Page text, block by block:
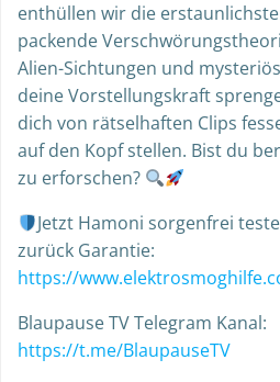
enthüllen wir die
packende
Alien-Sichtungen und
deine Vorstellungskraft
dich von rätselhaften Clips
auf den Kopf stellen. Bist du
zu erforschen?
Jetzt Hamoni sorgenfrei
zurück Garantie:
https://
Blaupause TV Telegram Kanal:
https://t.me/BlaupauseTV